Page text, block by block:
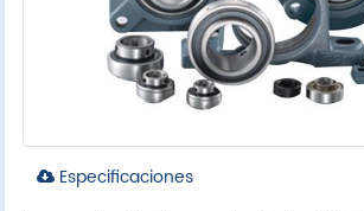
Especificaciones